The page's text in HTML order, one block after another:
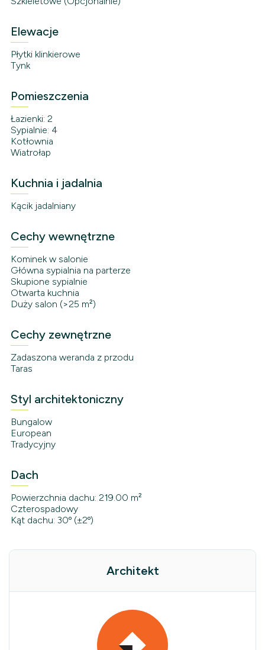
Elewacje
Płytki klinkierowe
Tynk
Pomieszczenia
Łazienki: 2
Sypialnie: 4
Kotłownia
Wiatrołap
Kuchnia i jadalnia
Kącik jadalniany
Cechy wewnętrzne
Kominek w salonie
Główna sypialnia na parterze
Skupione sypialnie
Otwarta kuchnia
Duży salon (>25 m²)
Cechy zewnętrzne
Zadaszona weranda z przodu
Taras
Styl architektoniczny
Bungalow
European
Tradycyjny
Dach
Powierzchnia dachu: 219.00 m²
Czterospadowy
Kąt dachu: 30º (±2º)
Architekt